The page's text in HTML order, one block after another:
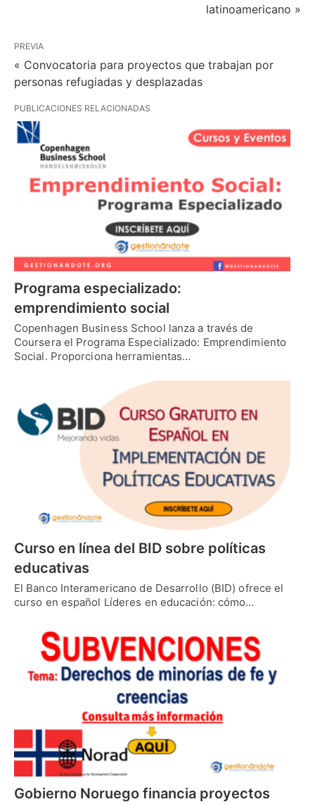
latinoamericano »
PREVIA
« Convocatoria para proyectos que trabajan por
personas refugiadas y desplazadas
PUBLICACIONES RELACIONADAS
Programa especializado:
emprendimiento social
Copenhagen Business School lanza a través de
Coursera el Programa Especializado: Emprendimiento
Social. Proporciona herramientas…
Curso en línea del BID sobre políticas
educativas
El Banco Interamericano de Desarrollo (BID) ofrece el
curso en español Líderes en educación: cómo…
Gobierno Noruego financia proyectos